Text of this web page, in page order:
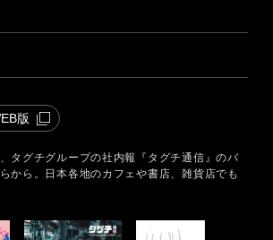
版
タグチグループの社内報『タグチ通信』のバ
から。
日本各地のカフェや書店、雑貨店でも